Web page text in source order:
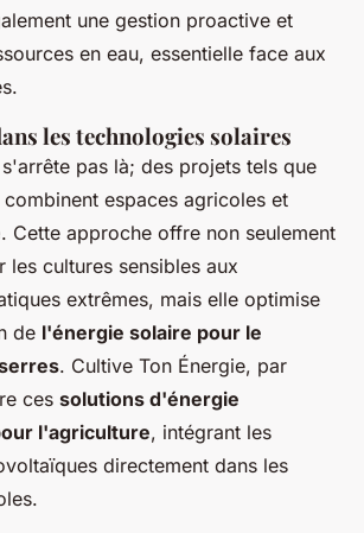
une gestion proactive et
en eau, essentielle face aux
les technologies solaires
pas là; des projets tels que
combinent espaces agricoles et
. Cette approche offre non seulement
cultures sensibles aux
extrêmes, mais elle optimise
de l'énergie solaire pour le
. Cultive Ton Énergie, par
ces solutions d'énergie
l'agriculture, intégrant les
directement dans les